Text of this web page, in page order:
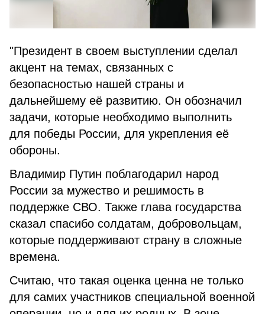
"Президент в своем выступлении сделал
акцент на темах, связанных с
безопасностью нашей страны и
дальнейшему её развитию. Он обозначил
задачи, которые необходимо выполнить
для победы России, для укрепления её
обороны.
Владимир Путин поблагодарил народ
России за мужество и решимость в
поддержке СВО. Также глава государства
сказал спасибо солдатам, добровольцам,
которые поддерживают страну в сложные
времена.
Считаю, что такая оценка ценна не только
для самих участников специальной военной